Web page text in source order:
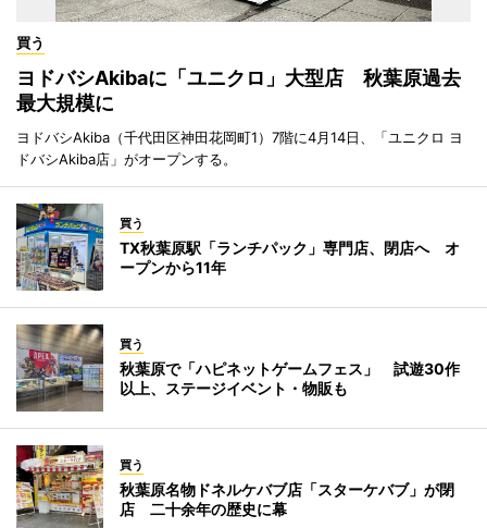
買う
ヨドバシAkibaに「ユニクロ」大型店 秋葉原過去
最大規模に
ヨドバシAkiba（千代田区神田花岡町1）7階に4月14日、「ユニクロ ヨ
ドバシAkiba店」がオープンする。
買う
TX秋葉原駅「ランチパック」専門店、閉店へ オ
ープンから11年
買う
秋葉原で「ハピネットゲームフェス」 試遊30作
以上、ステージイベント・物販も
買う
秋葉原名物ドネルケバブ店「スターケバブ」が閉
店 二十余年の歴史に幕